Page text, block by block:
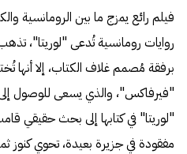
فيلم رائع يمزج ما بين الرومانسية
روايات رومانسية تُدعى "لوريتا"،
برفقة مُصمم غلاف الكتاب، إلا أنها
"فيرفاكس"، والذي يسعى للوصول
"لوريتا" في كتابها إلى بحث حقيقي
مفقودة في جزيرة بعيدة، تحوي